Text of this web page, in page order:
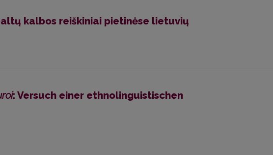
kalbos reiškiniai pietinėse lietuvių
: Versuch einer ethnolinguistischen